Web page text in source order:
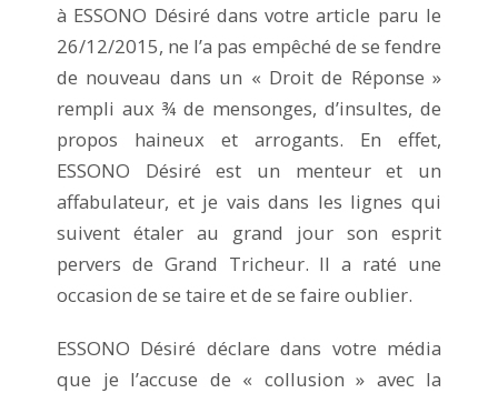
à ESSONO Désiré dans votre article paru le
26/12/2015, ne l’a pas empêché de se fendre
de nouveau dans un « Droit de Réponse »
rempli aux ¾ de mensonges, d’insultes, de
propos haineux et arrogants. En effet,
ESSONO Désiré est un menteur et un
affabulateur, et je vais dans les lignes qui
suivent étaler au grand jour son esprit
pervers de Grand Tricheur. Il a raté une
occasion de se taire et de se faire oublier.
ESSONO Désiré déclare dans votre média
que je l’accuse de « collusion » avec la